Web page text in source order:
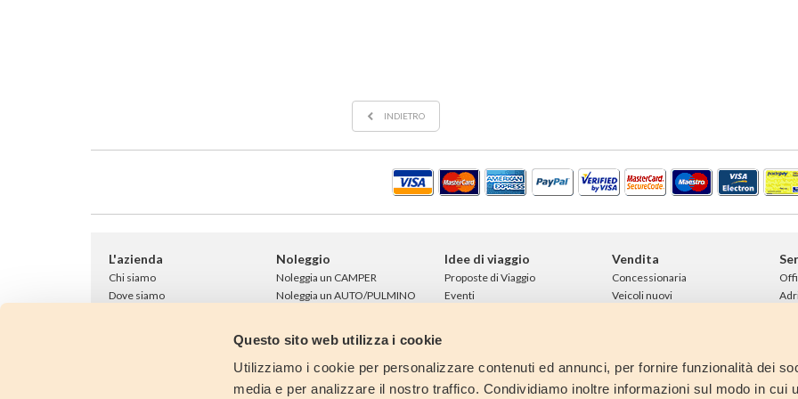
Questo sito web utilizza i cookie
Utilizziamo i cookie per personalizzare contenuti ed annunci, per fornire funzionalità dei
media e per analizzare il nostro traffico. Condividiamo inoltre informazioni sul modo in cui
INDIETRO
L'azienda
Chi siamo
Dove siamo
Noleggio
Noleggia un CAMPER
Noleggia un AUTO/PULMINO
Noleggio One Way
Fly & Drive
Accessori noleggio
Idee di viaggio
Proposte di Viaggio
Eventi
Vendita
Concessionaria
Veicoli nuovi